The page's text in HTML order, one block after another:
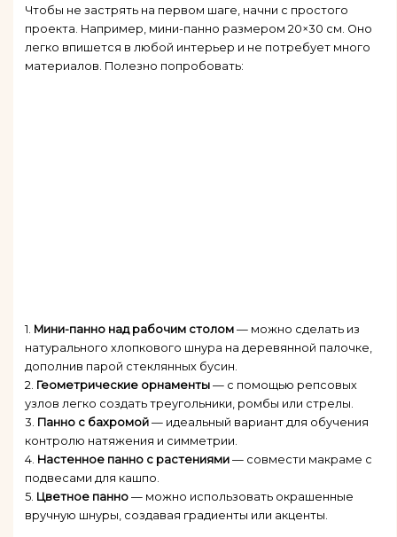
Чтобы не застрять на первом шаге, начни с простого
проекта. Например, мини-панно размером 20×30 см. Оно
легко впишется в любой интерьер и не потребует много
материалов. Полезно попробовать:
1. Мини-панно над рабочим столом— можно сделать из
натурального хлопкового шнура на деревянной палочке,
дополнив парой стеклянных бусин.
2. Геометрические орнаменты— с помощью репсовых
узлов легко создать треугольники, ромбы или стрелы.
3. Панно с бахромой— идеальный вариант для обучения
контролю натяжения и симметрии.
4. Настенное панно с растениями— совмести макраме с
подвесами для кашпо.
5. Цветное панно— можно использовать окрашенные
вручную шнуры, создавая градиенты или акценты.